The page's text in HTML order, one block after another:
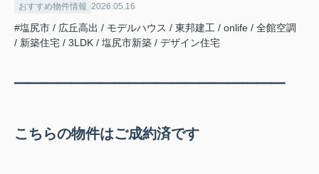
おすすめ物件情報 2026.05.16
#塩尻市 / 広丘高出 / モデルハウス / 東邦建工 / onlife / 全館空調
/ 新築住宅 / 3LDK / 塩尻市新築 / デザイン住宅
━━━━━━━━━━━━━━━━━━━
こちらの物件はご成約済です